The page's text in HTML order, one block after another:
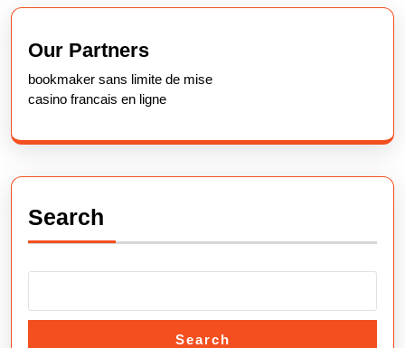
Our Partners
bookmaker sans limite de mise
casino francais en ligne
Search
Search